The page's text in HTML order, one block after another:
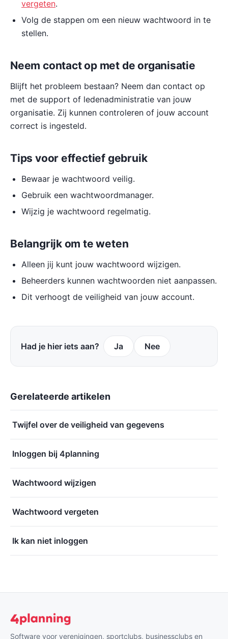
vergeten.
Volg de stappen om een nieuw wachtwoord in te
stellen.
Neem contact op met de organisatie
Blijft het probleem bestaan? Neem dan contact op
met de support of ledenadministratie van jouw
organisatie. Zij kunnen controleren of jouw account
correct is ingesteld.
Tips voor effectief gebruik
Bewaar je wachtwoord veilig.
Gebruik een wachtwoordmanager.
Wijzig je wachtwoord regelmatig.
Belangrijk om te weten
Alleen jij kunt jouw wachtwoord wijzigen.
Beheerders kunnen wachtwoorden niet aanpassen.
Dit verhoogt de veiligheid van jouw account.
Had je hier iets aan? Ja Nee
Gerelateerde artikelen
Twijfel over de veiligheid van gegevens
Inloggen bij 4planning
Wachtwoord wijzigen
Wachtwoord vergeten
Ik kan niet inloggen
Software voor verenigingen, sportclubs, businessclubs en